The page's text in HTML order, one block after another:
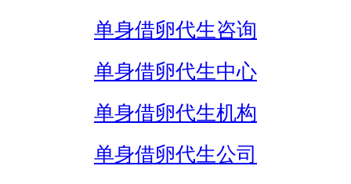
单身借卵代生咨询
单身借卵代生中心
单身借卵代生机构
单身借卵代生公司